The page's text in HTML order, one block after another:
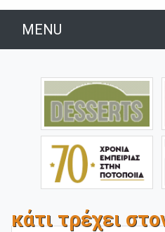
MENU
κάτι τρέχει